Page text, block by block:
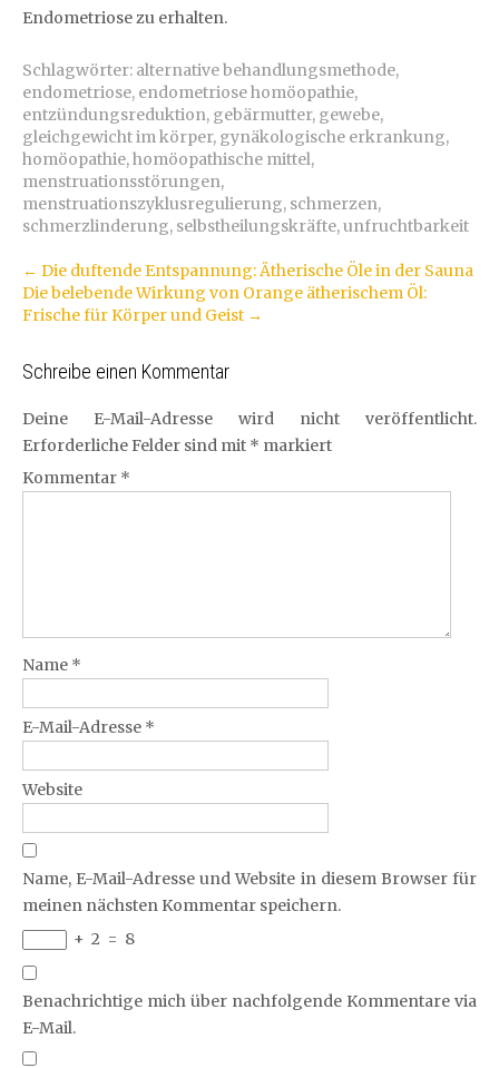
Endometriose zu erhalten.
Schlagwörter: alternative behandlungsmethode,
endometriose, endometriose homöopathie,
entzündungsreduktion, gebärmutter, gewebe,
gleichgewicht im körper, gynäkologische erkrankung,
homöopathie,homöopathische mittel,
menstruationsstörungen,
menstruationszyklusregulierung, schmerzen,
schmerzlinderung, selbstheilungskräfte,unfruchtbarkeit
Artikel-
Navigation
← Die duftende Entspannung: Ätherische Öle in der Sauna
Die belebende Wirkung von Orange ätherischem Öl:
Frische für Körper und Geist →
Schreibe einen Kommentar
Deine E-Mail-Adresse wird nicht veröffentlicht.
Erforderliche Felder sind mit * markiert
Kommentar *
Name *
E-Mail-Adresse *
Website
Name, E-Mail-Adresse und Website in diesem Browser für
meinen nächsten Kommentar speichern.
+ 2 = 8
Benachrichtige mich über nachfolgende Kommentare via
E-Mail.